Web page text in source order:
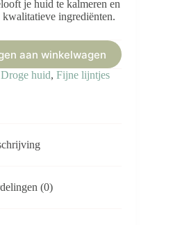
je huid te kalmeren en
ingrediënten.
aan winkelwagen
Droge huid, Fijne lijntjes
(0)